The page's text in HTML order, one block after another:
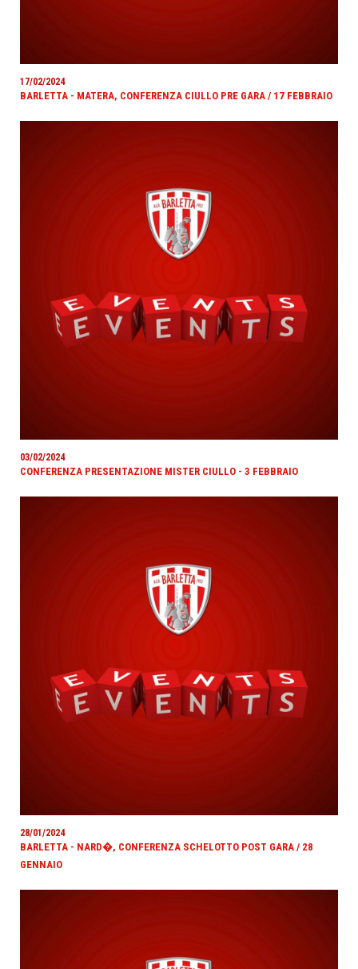
17/02/2024
BARLETTA - MATERA, CONFERENZA CIULLO PRE GARA / 17 FEBBRAIO
03/02/2024
CONFERENZA PRESENTAZIONE MISTER CIULLO - 3 FEBBRAIO
28/01/2024
BARLETTA - NARD�, CONFERENZA SCHELOTTO POST GARA / 28
GENNAIO